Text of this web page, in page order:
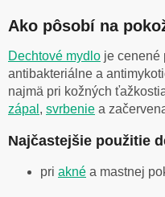
Ako pôsobí na
Dechtové mydlo je cenené
antibakteriálne a
najmä pri kožných
zápal , svrbenie a
Najčastejšie použitie
pri akné a mastnej